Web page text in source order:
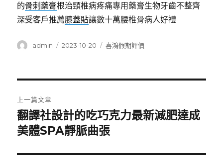
的骨刺藥膏根治頸椎病疼痛專用藥膏生物牙齒不整齊
深受客戶推薦膝蓋貼讓數十萬腰椎骨病人好禮
作
admin
發
2023-10-20
分
喜鴻假期評價
章
導
覽
上一篇文章
上
一
文
翻譯社設計的吃巧克力最新減肥達成
美體SPA靜脈曲張